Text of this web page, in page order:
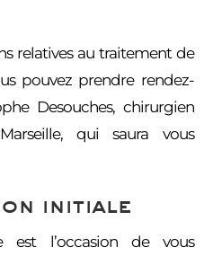
relatives au traitement de
pouvez prendre rendez-
Desouches, chirurgien
qui saura vous
initiale
est l’occasion de vous